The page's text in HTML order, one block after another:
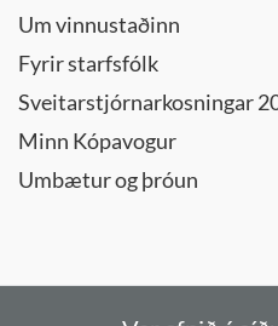
Um vinnustaðinn
Fyrir starfsfólk
Sveitarstjórnarkosningar
Minn Kópavogur
Umbætur og þróun